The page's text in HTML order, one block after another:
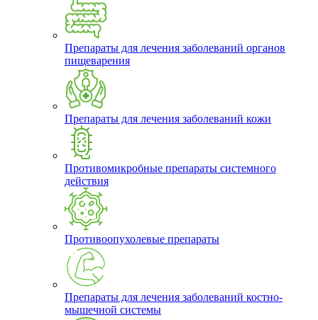
Препараты для лечения заболеваний органов
пищеварения
Препараты для лечения заболеваний кожи
Противомикробные препараты системного
действия
Противоопухолевые препараты
Препараты для лечения заболеваний костно-
мышечной системы